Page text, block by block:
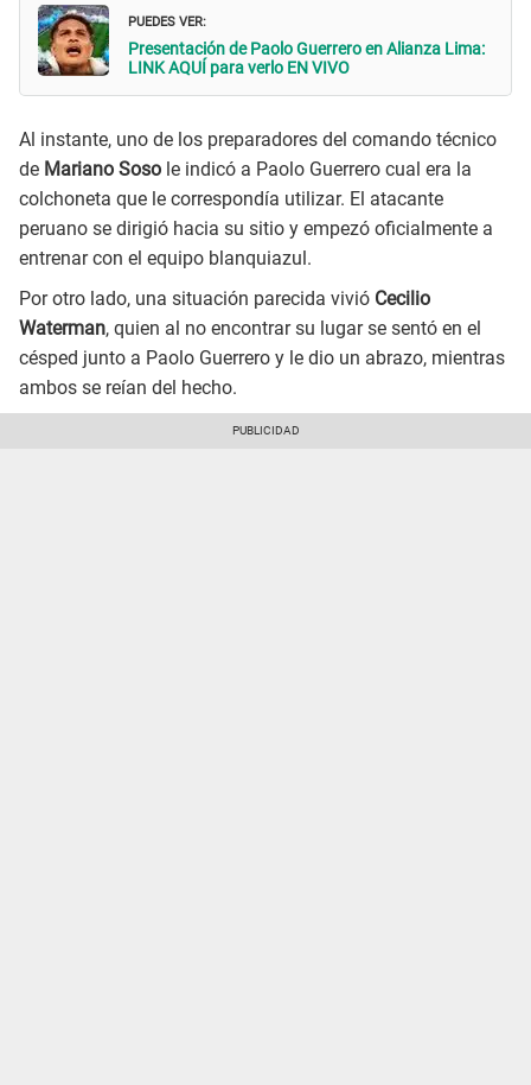
PUEDES VER:
Presentación de Paolo Guerrero en Alianza Lima:
LINK AQUÍ para verlo EN VIVO
Al instante, uno de los preparadores del comando técnico
de Mariano Soso le indicó a Paolo Guerrero cual era la
colchoneta que le correspondía utilizar. El atacante
peruano se dirigió hacia su sitio y empezó oficialmente a
entrenar con el equipo blanquiazul.
Por otro lado, una situación parecida vivió Cecilio
Waterman, quien al no encontrar su lugar se sentó en el
césped junto a Paolo Guerrero y le dio un abrazo, mientras
ambos se reían del hecho.